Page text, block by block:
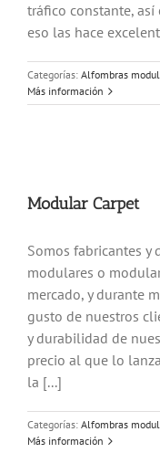
tráfico constante,
eso las hace
Categorías: Alfombras
Más información
Modular Carpet
Somos fabricantes y
modulares o
mercado, y durante
gusto de nuestros
y durabilidad de
precio al que lo
la [...]
Categorías: Alfombras
Más información